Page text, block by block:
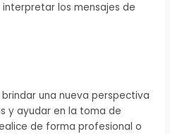
los mensajes de
una nueva perspectiva
y ayudar en la toma de
de forma profesional o